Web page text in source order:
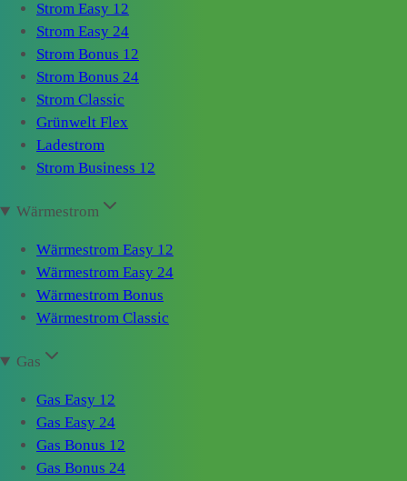
Strom Easy 12
Strom Easy 24
Strom Bonus 12
Strom Bonus 24
Strom Classic
Grünwelt Flex
Ladestrom
Strom Business 12
Wärmestrom
Wärmestrom Easy 12
Wärmestrom Easy 24
Wärmestrom Bonus
Wärmestrom Classic
Gas
Gas Easy 12
Gas Easy 24
Gas Bonus 12
Gas Bonus 24